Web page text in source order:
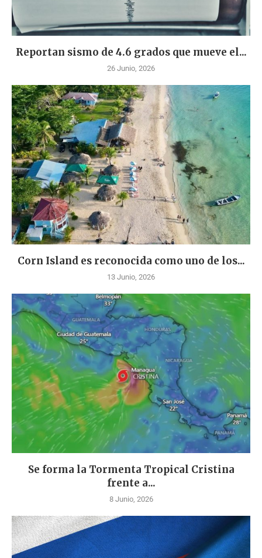
Reportan sismo de 4.6 grados que mueve el...
26 Junio, 2026
Corn Island es reconocida como uno de los...
13 Junio, 2026
Se forma la Tormenta Tropical Cristina
frente a...
8 Junio, 2026